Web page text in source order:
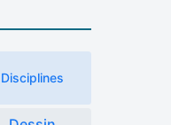
Disciplines